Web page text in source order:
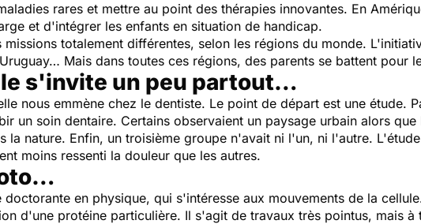
rares et mettre au point des thérapies innovantes. En
et d'intégrer les enfants en situation de handicap.
totalement différentes, selon les régions du monde.
Mais dans toutes ces régions, des parents se battent pour
s'invite un peu partout…
nous emmène chez le dentiste. Le point de départ est une étude.
un soin dentaire. Certains observaient un paysage urbain alors
la nature. Enfin, un troisième groupe n'avait ni l'un, ni l'autre.
moins ressenti la douleur que les autres.
en physique, qui s'intéresse aux mouvements de la
d'une protéine particulière. Il s'agit de travaux très pointus, mais à